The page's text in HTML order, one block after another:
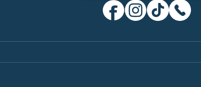
Clube
Temas